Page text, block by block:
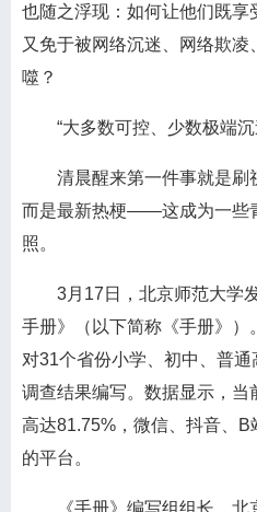
也随之浮现：如何让他们既享
又免于被网络沉迷、网络欺
噬？
“大多数可控、少数极端沉
清晨醒来第一件事就是刷
而是最新热梗——这成为一些
照。
3月17日，北京师范大学发
手册》（以下简称《手册》
对31个省份小学、初中、普
调查结果编写。数据显示，
高达81.75%，微信、抖音、B
的平台。
《手册》编写组组长、北